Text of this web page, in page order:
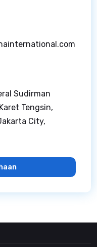
Sudirman
Tengsin,
City,